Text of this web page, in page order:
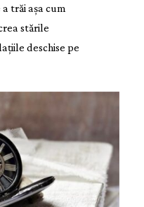
trăi așa cum
stările
deschise pe